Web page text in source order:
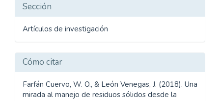
Sección
Artículos de investigación
Cómo citar
Farfán Cuervo, W. O., & León Venegas, J. (2018). Una
mirada al manejo de residuos sólidos desde la